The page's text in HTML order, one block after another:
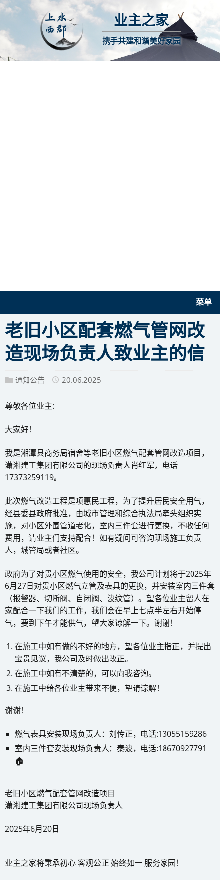
业主之家
携手共建和谐美好家园
菜单
老旧小区配套燃气管网改
造现场负责人致业主的信
通知公告 20.06.2025
尊敬各位业主:
大家好！
我是湘潭县商务局宿舍等老旧小区燃气配套管网改造项目，
潇湘建工集团有限公司的现场负责人肖红军，电话
17373259119。
此次燃气改造工程是项惠民工程，为了提升居民安全用气，
经县委县政府批准，由城市管理和综合执法局牵头组织实
施，对小区外围管道老化，室内三件套进行更换，不收任何
费用，请业主们支持配合！如有疑问可咨询现场施工负责
人，城管局或者社区。
政府为了对贵小区燃气使用的安全，我公司计划将于2025年
6月27日对贵小区燃气立管及表具的更换，并安装室内三件套
（报警器、切断阀、自闭阀、波纹管）。望各位业主留人在
家配合一下我们的工作，我们会在早上七点半左右开始停
气，要到下午才能供气，望大家谅解一下。谢谢！
在施工中如有做的不好的地方，望各位业主指正，并提出
宝贵见议，我公司及时做出改正。
在施工中如有不清楚的，可以向我咨询。
在施工中给各位业主带来不便，望请谅解！
谢谢！
燃气表具安装现场负责人：刘传正，电话:13055159286
室内三件套安装现场负责人：秦波，电话:18670927791
🏠
老旧小区燃气配套管网改造项目
潇湘建工集团有限公司现场负责人
2025年6月20日
业主之家将秉承初心 客观公正 始终如一 服务家园！